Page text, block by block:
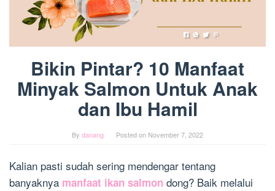
Bikin Pintar? 10 Manfaat
Minyak Salmon Untuk Anak
dan Ibu Hamil
By danang Posted on November 7, 2022
Kalian pasti sudah sering mendengar tentang
banyaknya manfaat ikan salmon dong? Baik melalui